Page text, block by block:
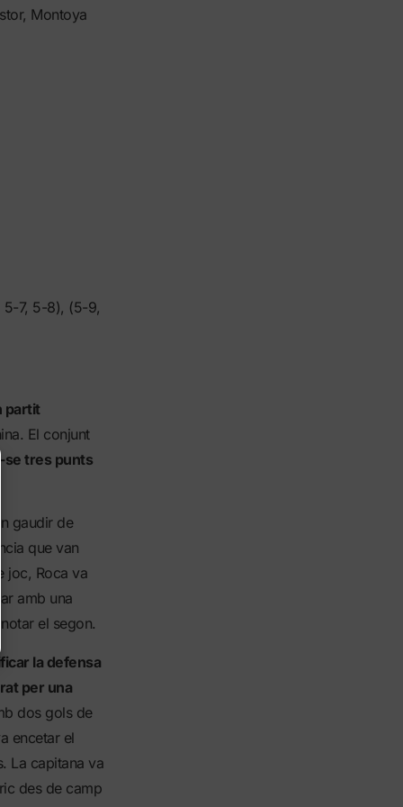
Montoya
7, 5-8), (5-9,
partit
El conjunt
se tres punts
gaudir de
que van
joc, Roca va
amb una
el segon.
la defensa
per una
dos gols de
encetar el
La capitana va
des de camp